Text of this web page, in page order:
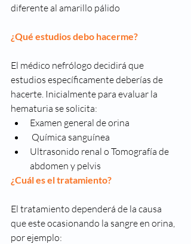
diferente al amarillo pálido
¿Qué estudios debo hacerme?
El médico nefrólogo decidirá que
estudios específicamente deberías de
hacerte. Inicialmente para evaluar la
hematuria se solicita:
Examen general de orina
Química sanguínea
Ultrasonido renal o Tomografía de
abdomen y pelvis
¿Cuál es el tratamiento?
El tratamiento dependerá de la causa
que este ocasionando la sangre en orina,
por ejemplo: